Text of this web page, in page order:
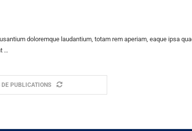
doloremque laudantium, totam rem aperiam, eaque ipsa
…
PUBLICATIONS